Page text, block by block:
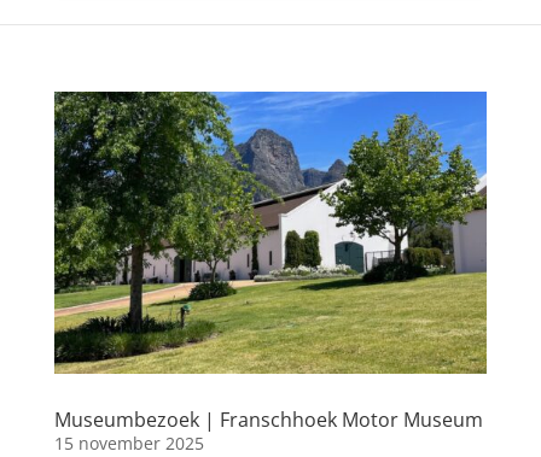
Museumbezoek | Franschhoek Motor Museum
15 november 2025